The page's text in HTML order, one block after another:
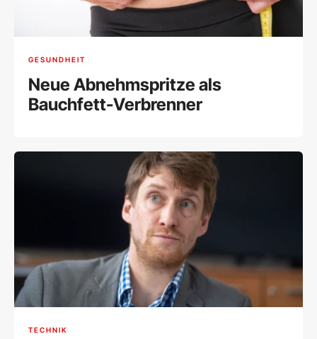
GESUNDHEIT
Neue Abnehmspritze als
Bauchfett-Verbrenner
TECHNIK